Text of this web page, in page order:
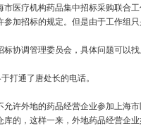
疗机构药品集中招标采购联合工
加招标的规定。但是由于工作组
调管理委员会，具体问题可以找
打通了唐处长的电话。
外地的药品经营企业参加上海市
的，这样一来，外地药品经营企业